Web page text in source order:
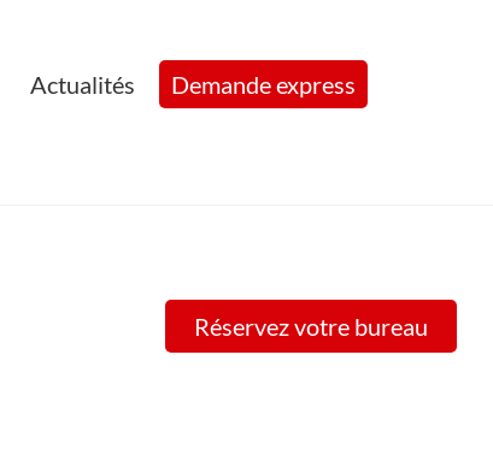
Actualités Demande express
Réservez votre bureau